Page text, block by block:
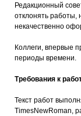
Редакционный
отклонять работы,
некачественно
Коллеги, впервые
периоды времени.
Требования к
Текст работ
TimesNewRoman,